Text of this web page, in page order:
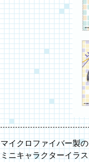
マイクロファイバー製
ミニキャラクターイラ